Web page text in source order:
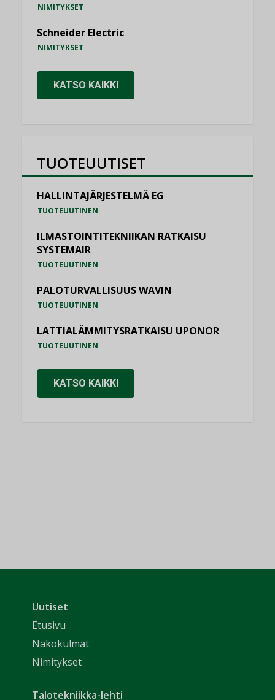
NIMITYKSET
Schneider Electric
NIMITYKSET
KATSO KAIKKI
TUOTEUUTISET
HALLINTAJÄRJESTELMÄ EG
TUOTEUUTINEN
ILMASTOINTITEKNIIKAN RATKAISU
SYSTEMAIR
TUOTEUUTINEN
PALOTURVALLISUUS WAVIN
TUOTEUUTINEN
LATTIALÄMMITYSRATKAISU UPONOR
TUOTEUUTINEN
KATSO KAIKKI
Uutiset
Etusivu
Näkökulmat
Nimitykset
Talotekniikka-lehti